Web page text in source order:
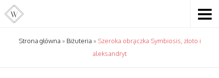
Strona główna » Biżuteria » Szeroka obrączka Symbiosis, złoto i
aleksandryt